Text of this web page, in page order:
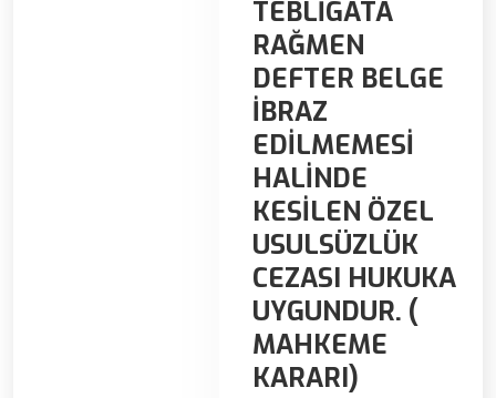
TEBLİGATA
RAĞMEN
DEFTER BELGE
İBRAZ
EDİLMEMESİ
HALİNDE
KESİLEN ÖZEL
USULSÜZLÜK
CEZASI HUKUKA
UYGUNDUR. (
MAHKEME
KARARI)